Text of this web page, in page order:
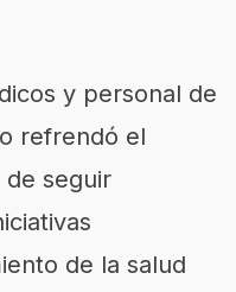
y personal de
refrendó el
de seguir
de la salud